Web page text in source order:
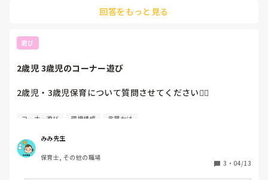
ゃいましたらどのような1日を過ごされているか、アドバイ
•順に排泄
•室内自由遊び
春は1テーブル3〜4人ずつ
る
•食べ終えた子から布団に入り午睡
•給食と同じ順でおやつ
回答をもっと見る
遊び
2歳児 3歳児のコーナー遊び
2歳児・3歳児保育について質問させてください🙋‍♀️
コーナー遊びで
環境設定でも、子どもへの関わり方でも何でもOKです！
コーナー遊び 環境構成 言葉かけ
みみ先生
保育士, その他の職場
3 ・ 04/13